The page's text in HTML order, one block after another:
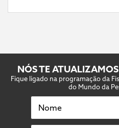
NÓS TE
Fique ligado na programação da
do Mundo da
Nome